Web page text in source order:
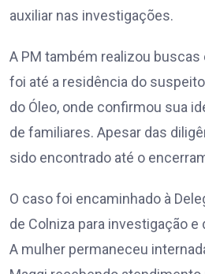
auxiliar nas investigações.
A PM também realizou buscas
foi até a residência do
do Óleo, onde confirmou sua
de familiares. Apesar das
sido encontrado até o
O caso foi encaminhado à
de Colniza para investigação
A mulher permaneceu